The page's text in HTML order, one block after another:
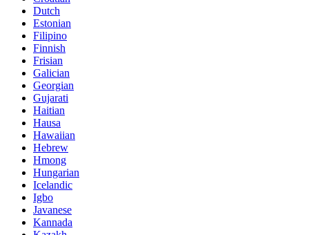
Dutch
Estonian
Filipino
Finnish
Frisian
Galician
Georgian
Gujarati
Haitian
Hausa
Hawaiian
Hebrew
Hmong
Hungarian
Icelandic
Igbo
Javanese
Kannada